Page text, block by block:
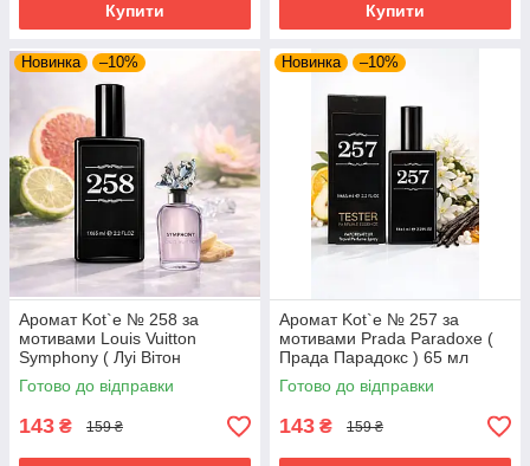
Купити Купити
Новинка –10%
Аромат Kot`e № 258 за
мотивами Louis Vuitton
Symphony ( Луі Вітон
Симфонія) 65 мл
Готово до відправки
143 ₴ 159 ₴
Новинка –10%
Аромат Kot`e № 257 за
мотивами Prada Paradoxe (
Прада Парадокс ) 65 мл
Готово до відправки
143 ₴ 159 ₴